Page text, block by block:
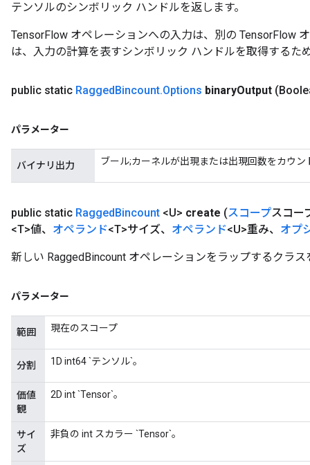
テンソルのシンボリック ハンドルを返します。
TensorFlow オペレーションへの入力は、別の TensorFlow
は、入力の計算を表すシンボリック ハンドルを取得するた
public static RaggedBincount.Options binaryOutput
パラメーター
バイナリ出力 ブール;カーネルが出現または出現回数をカウ
public static RaggedBincount <U> create (スコープスコー
<T>値、 オペランド<T>サイズ、 オペランド<U>重み、 オプ
新しい RaggedBincount オペレーションをラップするクラ
パラメーター
範囲 現在のスコープ
分割 1D int64 `テンソル`。
価値
観
2D int `Tensor`。
サイ
ズ
非負の int スカラー `Tensor`。